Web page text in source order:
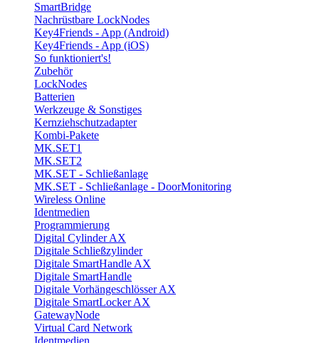
SmartBridge
Nachrüstbare LockNodes
Key4Friends - App (Android)
Key4Friends - App (iOS)
So funktioniert's!
Zubehör
LockNodes
Batterien
Werkzeuge & Sonstiges
Kernziehschutzadapter
Kombi-Pakete
MK.SET1
MK.SET2
MK.SET - Schließanlage
MK.SET - Schließanlage - DoorMonitoring
Wireless Online
Identmedien
Programmierung
Digital Cylinder AX
Digitale Schließzylinder
Digitale SmartHandle AX
Digitale SmartHandle
Digitale Vorhängeschlösser AX
Digitale SmartLocker AX
GatewayNode
Virtual Card Network
Identmedien